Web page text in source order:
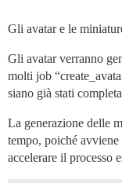
Gli avatar e le
Gli avatar verranno
molti job
siano già stati
La generazione delle
tempo, poiché
accelerare il processo